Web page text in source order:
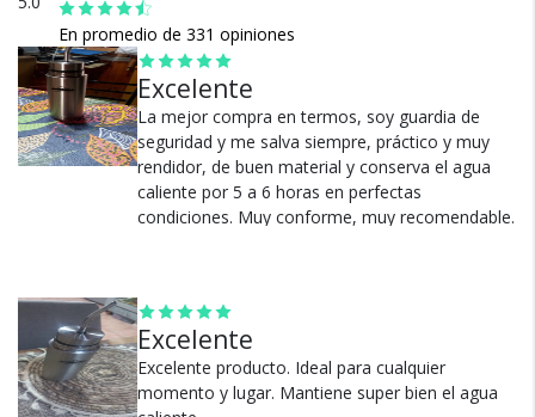
ACCESORIOS Y VERSATILIDAD
Incluye picos intercambiables para adaptarse a distintos
estilos de cebado
La canasta para yerba mejora la experiencia de uso
Permite personalizar el modo de servir el mate
Todo integrado en un solo producto
En promedio de 331 opiniones
Excelente
La mejor compra en termos, soy guardia de
seguridad y me salva siempre, práctico y muy
rendidor, de buen material y conserva el agua
caliente por 5 a 6 horas en perfectas
condiciones. Muy conforme, muy recomendable.
Excelente
Excelente producto. Ideal para cualquier
momento y lugar. Mantiene super bien el agua
Cambios y Devoluciones
Te damos 30 días de prueba.